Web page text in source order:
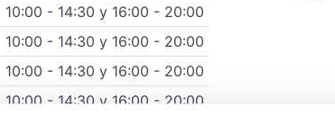
10:00 - 14:30 y 16:00 - 20:00
10:00 - 14:30 y 16:00 - 20:00
10:00 - 14:30 y 16:00 - 20:00
10:00 - 14:30 y 16:00 - 20:00